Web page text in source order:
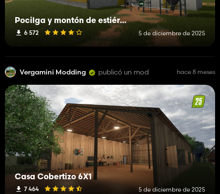
Pocilga y montón de estiércol
6 572 5 de diciembre de 2025
Vergamini Modding publicó un mod hace 8 meses
Casa Cobertizo 6X1
7 464 5 de diciembre de 2025